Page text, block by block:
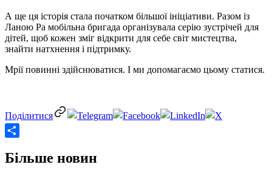
А ще ця історія стала початком більшої ініціативи. Разом із
Ланою Ра мобільна бригада організувала серію зустрічей для
дітей, щоб кожен зміг відкрити для себе світ мистецтва,
знайти натхнення і підтримку.
Мрії повинні здійснюватися. І ми допомагаємо цьому статися.
Більше новин